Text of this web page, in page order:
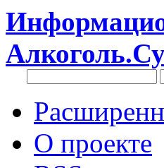
О проекте